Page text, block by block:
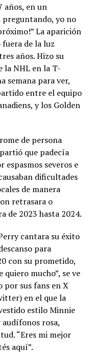
años, en un
preguntando, yo no
La aparición
de la luz
años. Hizo su
la NHL en la T-
semana para ver,
entre el equipo
y los Golden
de persona
que padecía
severos e
dificultades
de manera
retrasara o
de 2023 hasta 2024.
cantara su éxito
para
con su prometido,
quiero mucho”, se ve
por sus fans en X
en el que la
estilo Minnie
audífonos rosa,
“Eres mi mejor
aquí”.